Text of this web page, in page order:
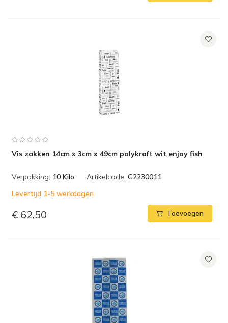
Vis zakken 14cm x 3cm x 49cm polykraft wit enjoy fish
Verpakking: 10 Kilo Artikelcode: G2230011
Levertijd 1-5 werkdagen
€ 62,50 Toevoegen